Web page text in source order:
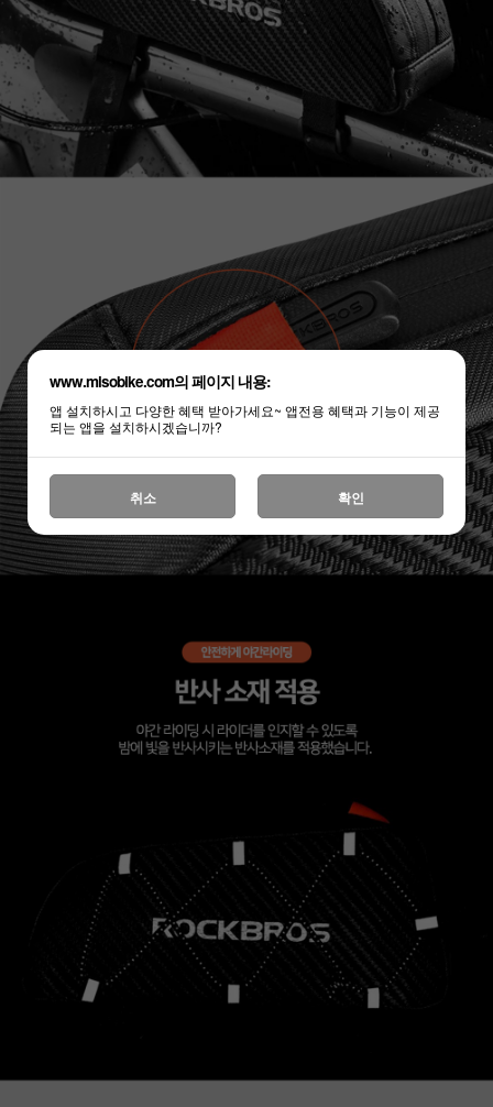
www.misobike.com의 페이지 내용:
앱 설치하시고 다양한 혜택 받아가세요~ 앱전용 혜택과 기능이 제공
되는 앱을 설치하시겠습니까?
취소 확인